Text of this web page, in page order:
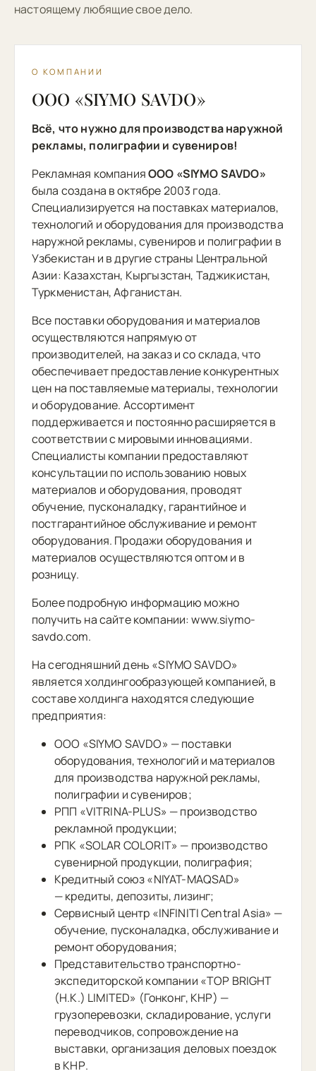
настоящему любящие свое дело.
О КОМПАНИИ
ООО «SIYMO SAVDO»
Всё, что нужно для производства наружной
рекламы, полиграфии и сувениров!
Рекламная компанияООО «SIYMO SAVDO»
была создана в октябре 2003 года.
Специализируется на поставках материалов,
технологий и оборудования для производства
наружной рекламы, сувениров и полиграфии в
Узбекистан и в другие страны Центральной
Азии: Казахстан, Кыргызстан, Таджикистан,
Туркменистан, Афганистан.
Все поставки оборудования и материалов
осуществляются напрямую от
производителей, на заказ и со склада, что
обеспечивает предоставление конкурентных
цен на поставляемые материалы, технологии
и оборудование. Ассортимент
поддерживается и постоянно расширяется в
соответствии с мировыми инновациями.
Специалисты компании предоставляют
консультации по использованию новых
материалов и оборудования, проводят
обучение, пусконаладку, гарантийное и
постгарантийное обслуживание и ремонт
оборудования. Продажи оборудования и
материалов осуществляются оптом и в
розницу.
Более подробную информацию можно
получить на сайте компании: www.siymo-
savdo.com.
На сегодняшний день «SIYMO SAVDO»
является холдингообразующей компанией, в
составе холдинга находятся следующие
предприятия:
ООО «SIYMO SAVDO» — поставки
оборудования, технологий и материалов
для производства наружной рекламы,
полиграфии и сувениров;
РПП «VITRINA-PLUS» — производство
рекламной продукции;
РПК «SOLAR COLORIT» — производство
сувенирной продукции, полиграфия;
Кредитный союз «NIYAT-MAQSAD»
— кредиты, депозиты, лизинг;
Сервисный центр «INFINITI Central Asia» —
обучение, пусконаладка, обслуживание и
ремонт оборудования;
Представительство транспортно-
экспедиторской компании «TOP BRIGHT
(H.K.) LIMITED» (Гонконг, КНР) —
грузоперевозки, складирование, услуги
переводчиков, сопровождение на
выставки, организация деловых поездок
в КНР.